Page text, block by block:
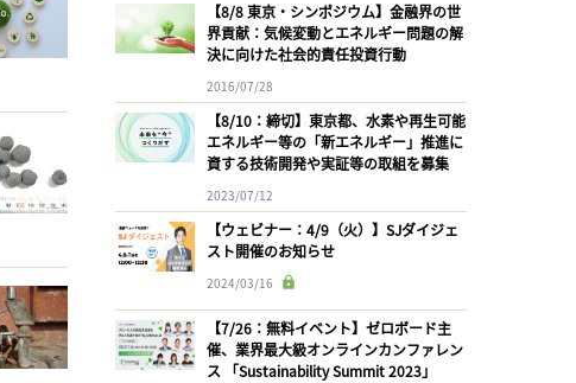
【8/8 東京・シンポジウム】金融界の世
界貢献：気候変動とエネルギー問題の解
決に向けた社会的責任投資行動
2016/07/28
【8/10：締切】東京都、水素や再生可能
エネルギー等の「新エネルギー」推進に
資する技術開発や実証等の取組を募集
2023/07/12
【ウェビナー：4/9（火）】SJダイジェ
スト開催のお知らせ
2024/03/16
【7/26：無料イベント】ゼロボード主
催、業界最大級オンラインカンファレン
ス 「Sustainability Summit 2023」